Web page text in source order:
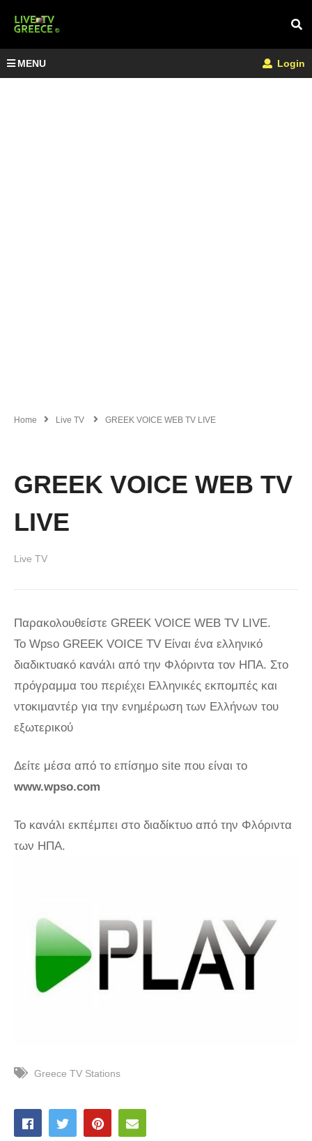
MENU Login
Home Live TV GREEK VOICE WEB TV LIVE
GREEK VOICE WEB TV
LIVE
Live TV
Παρακολουθείστε GREEK VOICE WEB TV LIVE.
Το Wpso GREEK VOICE TV Είναι ένα ελληνικό
διαδικτυακό κανάλι από την Φλόριντα τον ΗΠΑ. Στο
πρόγραμμα του περιέχει Ελληνικές εκπομπές και
ντοκιμαντέρ για την ενημέρωση των Ελλήνων του
εξωτερικού
Δείτε μέσα από το επίσημο site που είναι το
www.wpso.com
Το κανάλι εκπέμπει στο διαδίκτυο από την Φλόριντα
των ΗΠΑ.
Greece TV Stations